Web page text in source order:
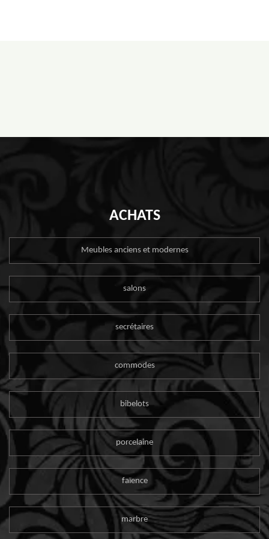
ACHATS
Meubles anciens et modernes
salons
secrétaires
commodes
bibelots
porcelaine
faïence
marbre